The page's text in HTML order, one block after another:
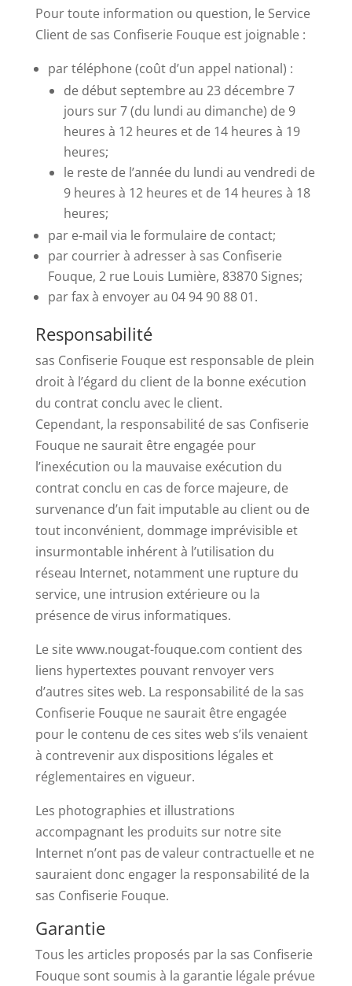
Pour toute information ou question, le Service
Client de sas Confiserie Fouque est joignable :
par téléphone (coût d’un appel national) :
de début septembre au 23 décembre 7
jours sur 7 (du lundi au dimanche) de 9
heures à 12 heures et de 14 heures à 19
heures;
le reste de l’année du lundi au vendredi de
9 heures à 12 heures et de 14 heures à 18
heures;
par e-mail via le formulaire de contact;
par courrier à adresser à sas Confiserie
Fouque, 2 rue Louis Lumière, 83870 Signes;
par fax à envoyer au 04 94 90 88 01.
Responsabilité
sas Confiserie Fouque est responsable de plein
droit à l’égard du client de la bonne exécution
du contrat conclu avec le client.
Cependant, la responsabilité de sas Confiserie
Fouque ne saurait être engagée pour
l’inexécution ou la mauvaise exécution du
contrat conclu en cas de force majeure, de
survenance d’un fait imputable au client ou de
tout inconvénient, dommage imprévisible et
insurmontable inhérent à l’utilisation du
réseau Internet, notamment une rupture du
service, une intrusion extérieure ou la
présence de virus informatiques.
Le site www.nougat-fouque.com contient des
liens hypertextes pouvant renvoyer vers
d’autres sites web. La responsabilité de la sas
Confiserie Fouque ne saurait être engagée
pour le contenu de ces sites web s’ils venaient
à contrevenir aux dispositions légales et
réglementaires en vigueur.
Les photographies et illustrations
accompagnant les produits sur notre site
Internet n’ont pas de valeur contractuelle et ne
sauraient donc engager la responsabilité de la
sas Confiserie Fouque.
Garantie
Tous les articles proposés par la sas Confiserie
Fouque sont soumis à la garantie légale prévue